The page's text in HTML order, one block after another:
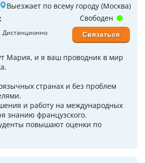
Выезжает по всему городу (Москва)
Дистанционно
Мария, и я ваш проводник в мир
странах и без проблем
и работу на международных
знанию французского.
повышают оценки по
Свободен
Связаться